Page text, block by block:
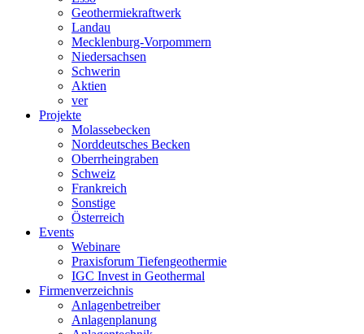
Geothermiekraftwerk
Landau
Mecklenburg-Vorpommern
Niedersachsen
Schwerin
Aktien
ver
Projekte
Molassebecken
Norddeutsches Becken
Oberrheingraben
Schweiz
Frankreich
Sonstige
Österreich
Events
Webinare
Praxisforum Tiefengeothermie
IGC Invest in Geothermal
Firmenverzeichnis
Anlagenbetreiber
Anlagenplanung